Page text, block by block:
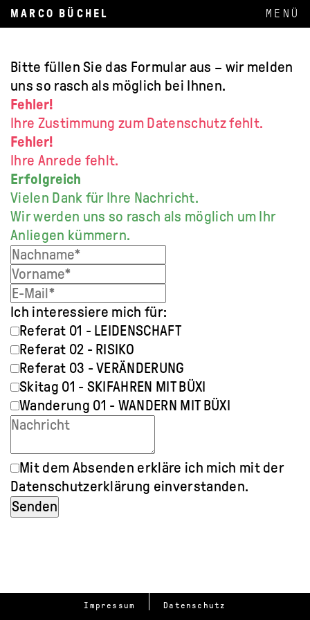
MARCO BÜCHEL
Bitte füllen Sie das Formular aus – wir melden
uns so rasch als möglich bei Ihnen.
Fehler!
Ihre Zustimmung zum Datenschutz fehlt.
Fehler!
Ihre Anrede fehlt.
Erfolgreich
Vielen Dank für Ihre Nachricht.
Wir werden uns so rasch als möglich um Ihr
Anliegen kümmern.
Ich interessiere mich für:
Referat 01 - LEIDENSCHAFT
Referat 02 - RISIKO
Referat 03 - VERÄNDERUNG
Skitag 01 - SKIFAHREN MIT BÜXI
Wanderung 01 - WANDERN MIT BÜXI
Mit dem Absenden erkläre ich mich mit der
Datenschutzerklärung einverstanden.
Senden
Impressum Datenschutz